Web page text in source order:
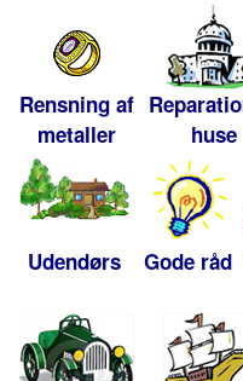
Rensning af
metaller
huse
Udendørs Gode råd